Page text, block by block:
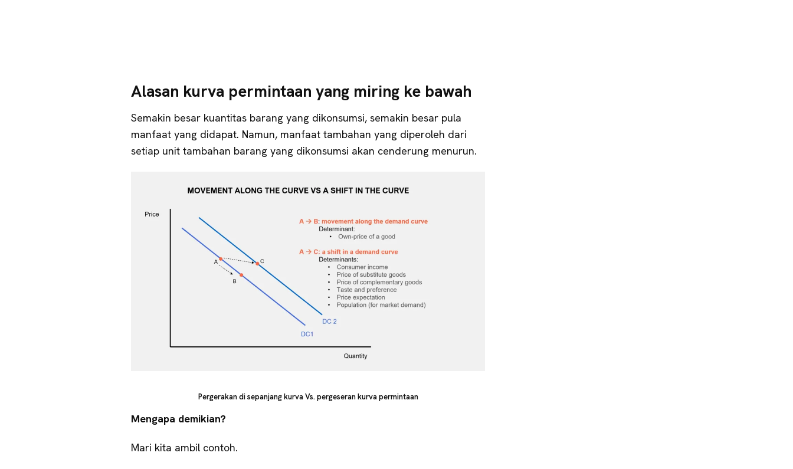
Alasan kurva permintaan yang miring ke bawah
Semakin besar kuantitas barang yang dikonsumsi, semakin besar pula
manfaat yang didapat. Namun, manfaat tambahan yang diperoleh dari
setiap unit tambahan barang yang dikonsumsi akan cenderung menurun.
Pergerakan di sepanjang kurva Vs. pergeseran kurva permintaan
Mengapa demikian?
Mari kita ambil contoh.